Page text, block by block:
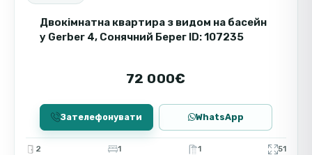
Двокімнатна квартира з видом на басейн
у Gerber 4, Сонячний Берег ID: 107235
72 000€
Зателефонувати WhatsApp
2 1 1 51